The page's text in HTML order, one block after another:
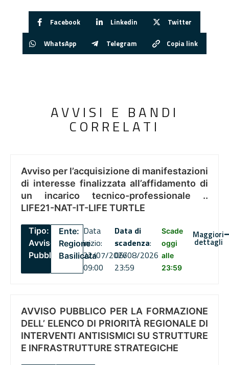
Facebook Linkedin Twitter
WhatsApp Telegram Copia link
AVVISI E BANDI
CORRELATI
Avviso per l’acquisizione di manifestazioni
di interesse finalizzata all’affidamento di
un incarico tecnico-professionale ..
LIFE21-NAT-IT-LIFE TURTLE
Tipo:
Avviso
Pubblico
Ente:
Regione
Basilicata
Data
inizio:
22/07/2026
09:00
Data di
scadenza:
06/08/2026
23:59
Scade
oggi
alle
23:59
Maggiori
dettagli
AVVISO PUBBLICO PER LA FORMAZIONE
DELL’ ELENCO DI PRIORITÀ REGIONALE DI
INTERVENTI ANTISISMICI SU STRUTTURE
E INFRASTRUTTURE STRATEGICHE